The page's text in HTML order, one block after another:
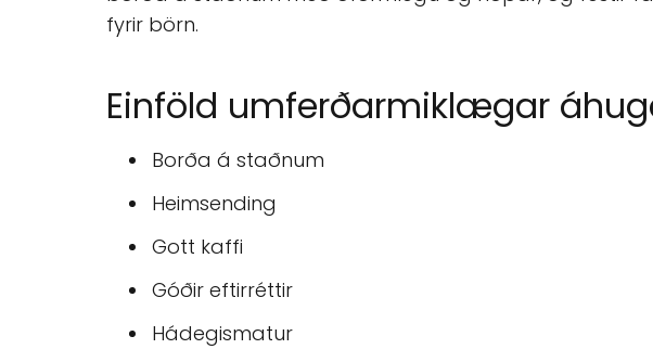
fyrir börn.
Einföld umferðarmiklægar
Borða á staðnum
Heimsending
Gott kaffi
Góðir eftirréttir
Hádegismatur